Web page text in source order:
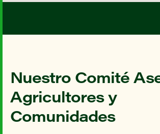
Nuestro Comité
Agricultores y
Comunidades